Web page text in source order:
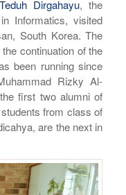
Teduh Dirgahayu, the
Informatics, visited
South Korea. The
continuation of the
been running since
Rizky Al-
first two alumni of
from class of
are the next in